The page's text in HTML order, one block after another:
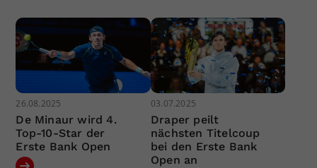
26.08.2025
De Minaur wird 4.
Top-10-Star der
Erste Bank Open
03.07.2025
Draper peilt
nächsten Titelcoup
bei den Erste Bank
Open an